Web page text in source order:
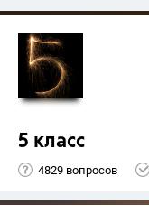
5 класс
4829 вопросов